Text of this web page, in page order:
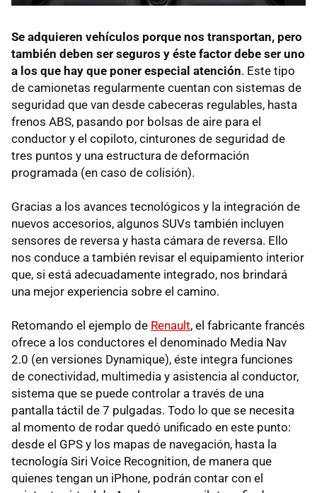
Se adquieren vehículos porque nos transportan, pero
también deben ser seguros y éste factor debe ser uno
a los que hay que poner especial atención. Este tipo
de camionetas regularmente cuentan con sistemas de
seguridad que van desde cabeceras regulables, hasta
frenos ABS, pasando por bolsas de aire para el
conductor y el copiloto, cinturones de seguridad de
tres puntos y una estructura de deformación
programada (en caso de colisión).
Gracias a los avances tecnológicos y la integración de
nuevos accesorios, algunos SUVs también incluyen
sensores de reversa y hasta cámara de reversa. Ello
nos conduce a también revisar el equipamiento interior
que, si está adecuadamente integrado, nos brindará
una mejor experiencia sobre el camino.
Retomando el ejemplo de Renault, el fabricante francés
ofrece a los conductores el denominado Media Nav
2.0 (en versiones Dynamique), éste integra funciones
de conectividad, multimedia y asistencia al conductor,
sistema que se puede controlar a través de una
pantalla táctil de 7 pulgadas. Todo lo que se necesita
al momento de rodar quedó unificado en este punto:
desde el GPS y los mapas de navegación, hasta la
tecnología Siri Voice Recognition, de manera que
quienes tengan un iPhone, podrán contar con el